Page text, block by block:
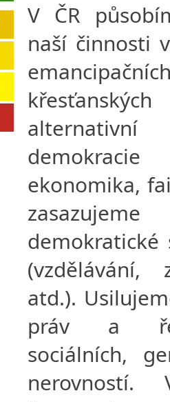
V ČR
naší činnosti
ekonomika,
demokratické
(vzdělávání,
atd.).
práv a
sociálních,
nerovností.